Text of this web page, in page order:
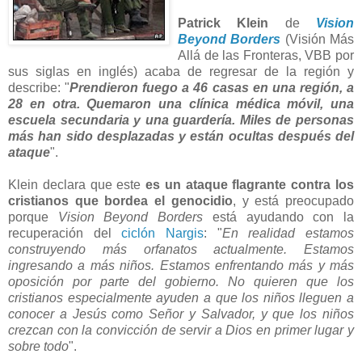
Patrick Klein de Vision
Beyond Borders (Visión Más
Allá de las Fronteras, VBB por
sus siglas en inglés) acaba de regresar de la región y
describe: "Prendieron fuego a 46 casas en una región, a
28 en otra. Quemaron una clínica médica móvil, una
escuela secundaria y una guardería. Miles de personas
más han sido desplazadas y están ocultas después del
ataque".
Klein declara que estees un ataque flagrante contra los
cristianos que bordea el genocidio, y está preocupado
porque Vision Beyond Borders está ayudando con la
recuperación delciclón Nargis: "En realidad estamos
construyendo más orfanatos actualmente. Estamos
ingresando a más niños. Estamos enfrentando más y más
oposición por parte del gobierno. No quieren que los
cristianos especialmente ayuden a que los niños lleguen a
conocer a Jesús como Señor y Salvador, y que los niños
crezcan con la convicción de servir a Dios en primer lugar y
sobre todo".